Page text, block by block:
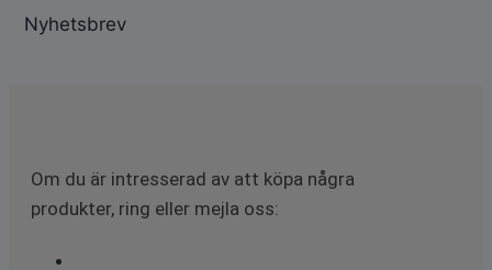
Nyhetsbrev
Om du är intresserad av att köpa några
produkter, ring eller mejla oss: